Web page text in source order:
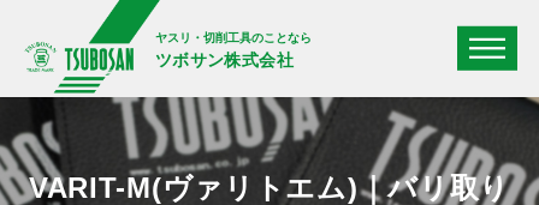
ヤスリ・切削工具のことなら
ツボサン株式会社
VARIT-M(ヴァリトエム)｜バリ取り